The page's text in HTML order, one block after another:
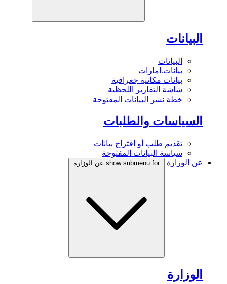
البيانات
البيانات
بيانات.امارات
بيانات مكانية جغرافية
شاشة التقارير اللحظية
خطة نشر البيانات المفتوحة
السياسات والطلبات
تقديم طلب أو اقتراح بيانات
سياسة البيانات المفتوحة
عن الوزارة
show submenu for عن الوزارة
الوزارة